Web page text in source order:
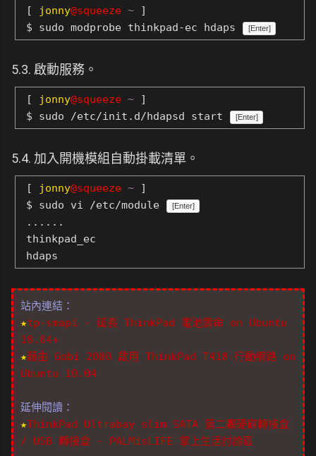
[ jonny@squeeze ~ ]
$ sudo modprobe thinkpad-ec hdaps
[Enter]
5.3. 啟動服務。
[ jonny@squeeze ~ ]
$ sudo /etc/init.d/hdapsd start
[Enter]
5.4. 加入開機模組自動掛載清單。
[ jonny@squeeze ~ ]
$ sudo vi /etc/module
[Enter]
......
thinkpad_ec
hdaps
站內連結：
★tp-smapi - 延長 ThinkPad 電池壽命 on Ubuntu
10.04+
★藉由 Gobi 2000 啟用 ThinkPad T410 行動網路 on
Ubuntu 10.04
延伸閱讀：
★ThinkPad Ultrabay slim SATA 第二顆硬碟轉接盒
/ USB 轉接盒 - PALMisLIFE 掌上生活討論區